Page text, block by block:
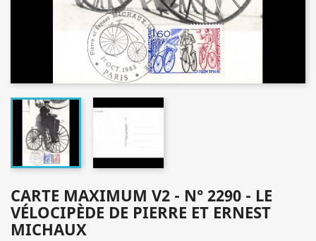
CARTE MAXIMUM V2 - N° 2290 - LE
VÉLOCIPÈDE DE PIERRE ET ERNEST
MICHAUX